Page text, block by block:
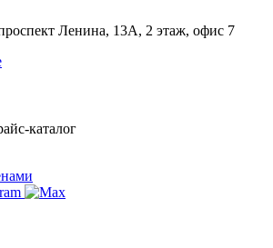
Ленина, 13А, 2 этаж, офис 7
каталог